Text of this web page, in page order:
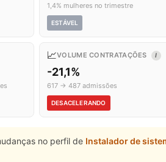
1,4% mulheres no trimestre
ESTÁVEL
📈VOLUME CONTRATAÇÕES I
-21,1%
617 → 487 admissões
DESACELERANDO
no perfil de Instalador de